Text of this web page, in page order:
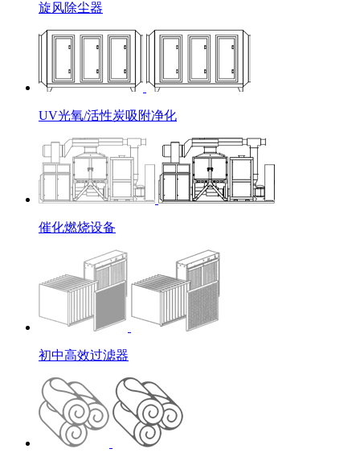
旋风除尘器
UV光氧/活性炭吸附净化
催化燃烧设备
初中高效过滤器